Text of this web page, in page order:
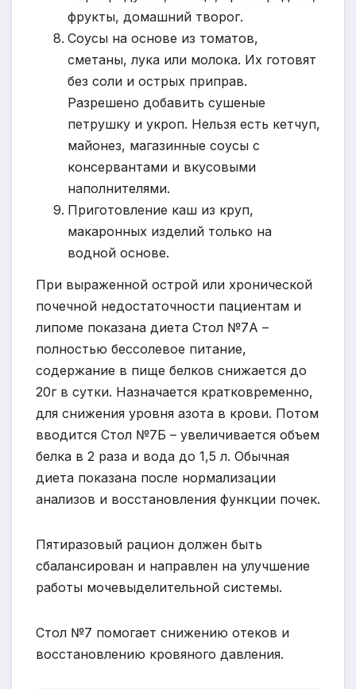
фрукты, домашний творог.
Соусы на основе из томатов,
сметаны, лука или молока. Их готовят
без соли и острых приправ.
Разрешено добавить сушеные
петрушку и укроп. Нельзя есть кетчуп,
майонез, магазинные соусы с
консервантами и вкусовыми
наполнителями.
Приготовление каш из круп,
макаронных изделий только на
водной основе.
При выраженной острой или хронической
почечной недостаточности пациентам и
липоме показана диета Стол №7А –
полностью бессолевое питание,
содержание в пище белков снижается до
20г в сутки. Назначается кратковременно,
для снижения уровня азота в крови. Потом
вводится Стол №7Б – увеличивается объем
белка в 2 раза и вода до 1,5 л. Обычная
диета показана после нормализации
анализов и восстановления функции почек.
Пятиразовый рацион должен быть
сбалансирован и направлен на улучшение
работы мочевыделительной системы.
Стол №7 помогает снижению отеков и
восстановлению кровяного давления.